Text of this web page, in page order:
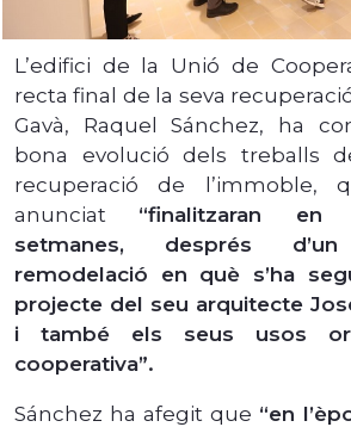
L’edifici de la Unió de
recta final de la seva
Gavà, Raquel Sánchez, ha
bona evolució dels treballs
recuperació de l’immoble,
anunciat “finalitzaran en
setmanes, després
remodelació en què s’ha
projecte del seu arquitecte
i també els seus usos
cooperativa”.
Sánchez ha afegit que “en